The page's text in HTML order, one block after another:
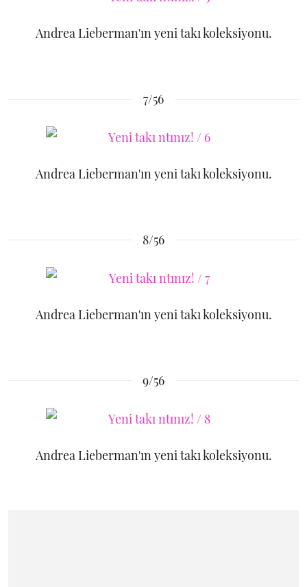
Andrea Lieberman'ın yeni takı koleksiyonu.
7/56
Andrea Lieberman'ın yeni takı koleksiyonu.
8/56
Andrea Lieberman'ın yeni takı koleksiyonu.
9/56
Andrea Lieberman'ın yeni takı koleksiyonu.